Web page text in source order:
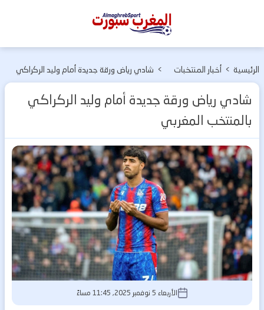
المغرب
الرئيسية > أخبار المنتخبات
> شادي رياض ورقة جديدة أمام وليد الركراكي
بالمنتخب المغربي
شادي رياض ورقة جديدة أمام وليد الركراكي
بالمنتخب المغربي
الأربعاء 5 نوفمبر 2025, 11:45 مساءً